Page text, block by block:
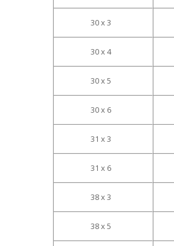
30 x 3
30 x 4
30 x 5
30 x 6
31 x 3
31 x 6
38 x 3
38 x 5